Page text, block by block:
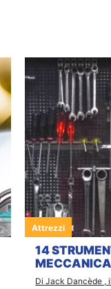
Attrezzi
14
Di Jack Dancède ,